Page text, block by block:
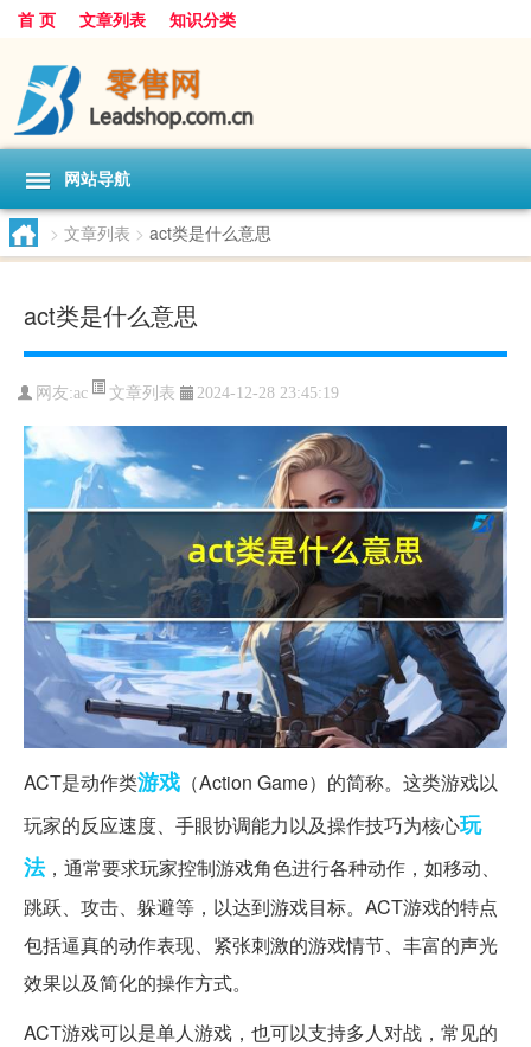
首 页 文章列表 知识分类
网站导航
> 文章列表 > act类是什么意思
act类是什么意思
网友:ac 文章列表 2024-12-28 23:45:19
ACT是动作类游戏 （Action Game）的简称。这类游戏以
玩家的反应速度、手眼协调能力以及操作技巧为核心玩
法，通常要求玩家控制游戏角色进行各种动作，如移动、
跳跃、攻击、躲避等，以达到游戏目标。ACT游戏的特点
包括逼真的动作表现、紧张刺激的游戏情节、丰富的声光
效果以及简化的操作方式。
ACT游戏可以是单人游戏，也可以支持多人对战，常见的